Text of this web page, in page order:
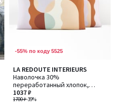
-55% по коду 5525
LA REDOUTE INTERIEURS
Наволочка 30%
переработанный хлопок,
Karmélie / Кармели
1700 ₽-39%
1037 ₽